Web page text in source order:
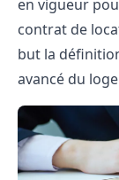
en vigueur
contrat de
but la
avancé du